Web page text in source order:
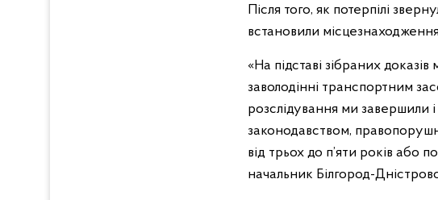
Після того, як потерпілі
встановили
«На підставі зібраних
заволодінні транспортним
розслідування ми завершили
законодавством,
від трьох до п’яти років або
начальник Білгород-